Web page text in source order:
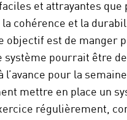
et attrayantes que
cohérence et la
objectif est de manger
système pourrait être
l’avance pour la
mettre en place un
régulièrement,